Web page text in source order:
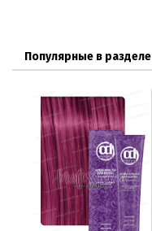
Популярные в разделе